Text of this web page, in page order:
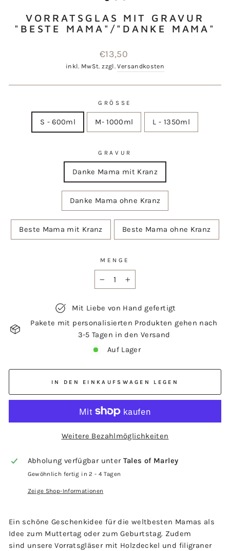
VORRATSGLAS MIT GRAVUR
"BESTE MAMA"/"DANKE MAMA"
Normaler
Preis
€13,50
inkl. MwSt. zzgl.Versandkosten
GRÖSSE
S - 600ml M- 1000ml L - 1350ml
GRAVUR
Danke Mama mit Kranz
Danke Mama ohne Kranz
Beste Mama mit Kranz Beste Mama ohne Kranz
MENGE
Mit Liebe von Hand gefertigt
Pakete mit personalisierten Produkten gehen nach
3-5 Tagen in den Versand
Auf Lager
IN DEN EINKAUFSWAGEN LEGEN
Weitere Bezahlmöglichkeiten
Abholung verfügbar unter Tales of Marley
Gewöhnlich fertig in 2 - 4 Tagen
Zeige Shop-Informationen
Ein schöne Geschenkidee für die weltbesten Mamas als
Idee zum Muttertag oder zum Geburtstag. Zudem
sind unsere Vorratsgläser mit Holzdeckel und filigraner